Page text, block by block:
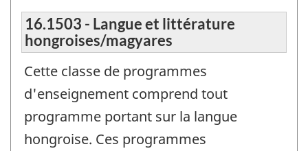
16.1503 - Langue et littérature
hongroises/magyares
Cette classe de programmes
d'enseignement comprend tout
programme portant sur la langue
hongroise. Ces programmes